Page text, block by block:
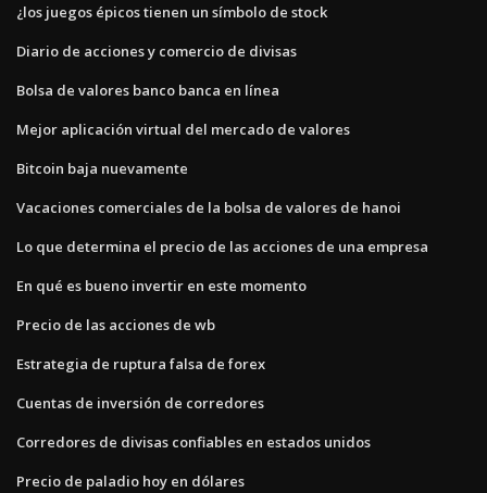
¿los juegos épicos tienen un símbolo de stock
Diario de acciones y comercio de divisas
Bolsa de valores banco banca en línea
Mejor aplicación virtual del mercado de valores
Bitcoin baja nuevamente
Vacaciones comerciales de la bolsa de valores de hanoi
Lo que determina el precio de las acciones de una empresa
En qué es bueno invertir en este momento
Precio de las acciones de wb
Estrategia de ruptura falsa de forex
Cuentas de inversión de corredores
Corredores de divisas confiables en estados unidos
Precio de paladio hoy en dólares